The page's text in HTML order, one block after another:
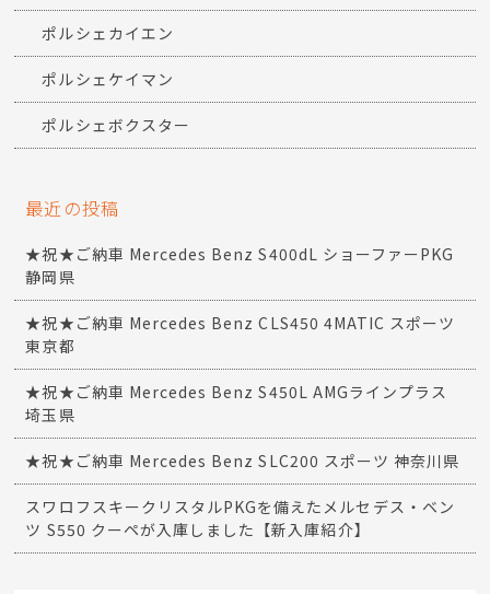
ポルシェカイエン
ポルシェケイマン
ポルシェボクスター
最近の投稿
★祝★ご納車 Mercedes Benz S400dL ショーファーPKG
静岡県
★祝★ご納車 Mercedes Benz CLS450 4MATIC スポーツ
東京都
★祝★ご納車 Mercedes Benz S450L AMGラインプラス
埼玉県
★祝★ご納車 Mercedes Benz SLC200 スポーツ 神奈川県
スワロフスキークリスタルPKGを備えたメルセデス・ベン
ツ S550 クーペが入庫しました【新入庫紹介】